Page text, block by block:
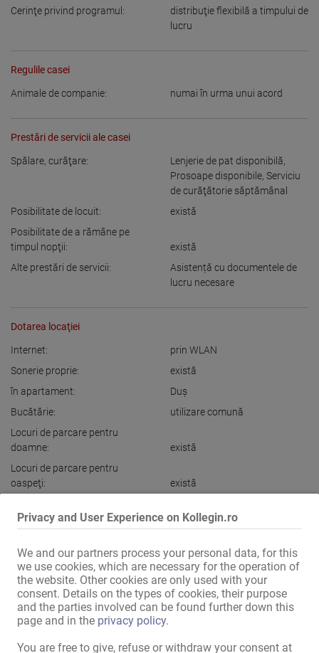
Privacy and User Experience on Kollegin.ro
We and our partners process your personal data, for this
we use cookies, which are necessary for the operation of
the website. Other cookies are only used with your
consent. Details on the types of cookies, their purpose
and the parties involved can be found further down this
page and in the privacy policy.
You are free to give, refuse or withdraw your consent at
Cerinţe privind programul:
distribuţie flexibilă a timpului de
lucru
Regulile casei
Animale de companie: numai în urma unui acord
Prestări de servicii ale casei
Spălare, curăţare: Lenjerie de pat disponibilă,
Prosoape disponibile, Serviciu
de curăţătorie săptămânal
Posibilitate de locuit:
există
Posibilitate de a rămâne pe
timpul nopţii:
există
Alte prestări de servicii:
Asistență cu documentele de
lucru necesare
Dotarea locaţiei
Internet:
prin WLAN
Sonerie proprie:
există
în apartament:
Duş
Bucătărie:
utilizare comună
Locuri de parcare pentru
doamne:
există
Locuri de parcare pentru
oaspeţi:
există
tren rapid,Supermarket
Afișaţi toate informațiile
Potențial maxim de câștig!!!